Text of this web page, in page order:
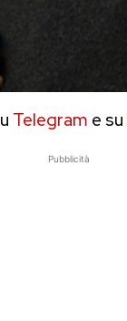
Telegram e su
Pubblicità